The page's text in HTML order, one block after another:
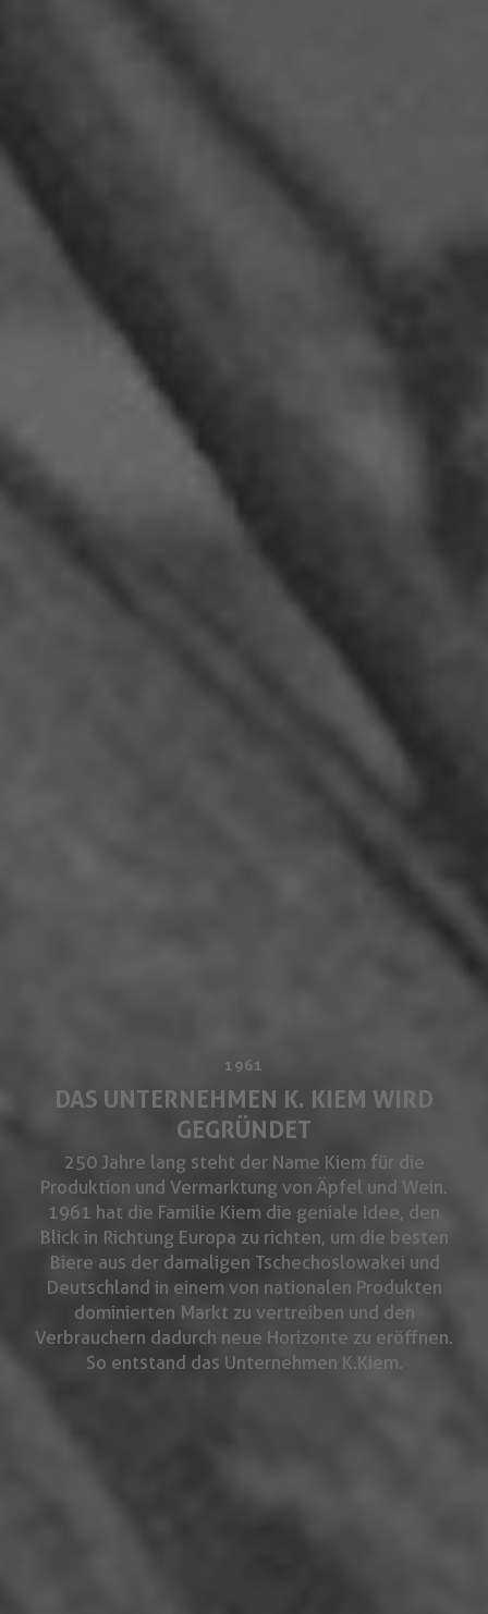
1961
DAS UNTERNEHMEN K. KIEM WIRD
GEGRÜNDET
250 Jahre lang steht der Name Kiem für die
Produktion und Vermarktung von Äpfel und Wein.
1961 hat die Familie Kiem die geniale Idee, den
Blick in Richtung Europa zu richten, um die besten
Biere aus der damaligen Tschechoslowakei und
Deutschland in einem von nationalen Produkten
dominierten Markt zu vertreiben und den
Verbrauchern dadurch neue Horizonte zu eröffnen.
So entstand das Unternehmen K.Kiem.